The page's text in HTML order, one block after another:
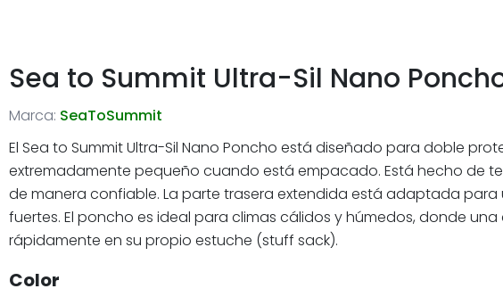
Sea to Summit Ultra-Sil Nano
Marca: SeaToSummit
El Sea to Summit Ultra-Sil Nano Poncho está diseñado para doble
extremadamente pequeño cuando está empacado. Está hecho de
de manera confiable. La parte trasera extendida está adaptada
fuertes. El poncho es ideal para climas cálidos y húmedos, donde
rápidamente en su propio estuche (stuff sack).
Color